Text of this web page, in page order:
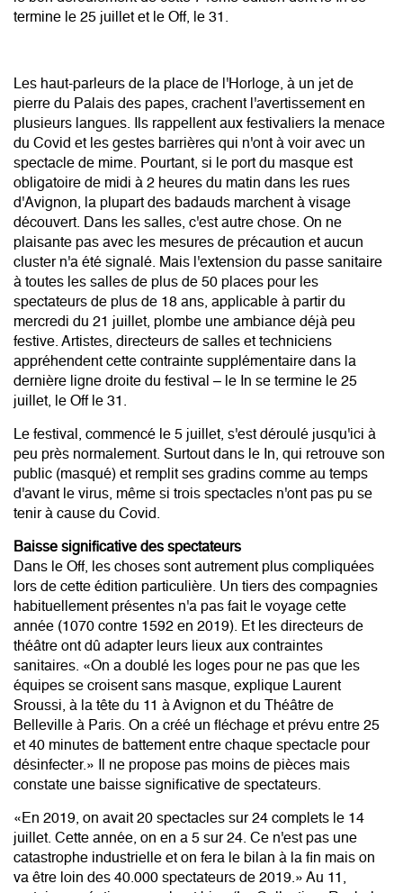
termine le 25 juillet et le Off, le 31.
Les haut-parleurs de la place de l'Horloge, à un jet de
pierre du Palais des papes, crachent l'avertissement en
plusieurs langues. Ils rappellent aux festivaliers la menace
du Covid et les gestes barrières qui n'ont à voir avec un
spectacle de mime. Pourtant, si le port du masque est
obligatoire de midi à 2 heures du matin dans les rues
d'Avignon, la plupart des badauds marchent à visage
découvert. Dans les salles, c'est autre chose. On ne
plaisante pas avec les mesures de précaution et aucun
cluster n'a été signalé. Mais l'extension du passe sanitaire
à toutes les salles de plus de 50 places pour les
spectateurs de plus de 18 ans, applicable à partir du
mercredi du 21 juillet, plombe une ambiance déjà peu
festive. Artistes, directeurs de salles et techniciens
appréhendent cette contrainte supplémentaire dans la
dernière ligne droite du festival – le In se termine le 25
juillet, le Off le 31.
Le festival, commencé le 5 juillet, s'est déroulé jusqu'ici à
peu près normalement. Surtout dans le In, qui retrouve son
public (masqué) et remplit ses gradins comme au temps
d'avant le virus, même si trois spectacles n'ont pas pu se
tenir à cause du Covid.
Baisse significative des spectateurs
Dans le Off, les choses sont autrement plus compliquées
lors de cette édition particulière. Un tiers des compagnies
habituellement présentes n'a pas fait le voyage cette
année (1070 contre 1592 en 2019). Et les directeurs de
théâtre ont dû adapter leurs lieux aux contraintes
sanitaires. «On a doublé les loges pour ne pas que les
équipes se croisent sans masque, explique Laurent
Sroussi, à la tête du 11 à Avignon et du Théâtre de
Belleville à Paris. On a créé un fléchage et prévu entre 25
et 40 minutes de battement entre chaque spectacle pour
désinfecter.» Il ne propose pas moins de pièces mais
constate une baisse significative de spectateurs.
«En 2019, on avait 20 spectacles sur 24 complets le 14
juillet. Cette année, on en a 5 sur 24. Ce n'est pas une
catastrophe industrielle et on fera le bilan à la fin mais on
va être loin des 40.000 spectateurs de 2019.» Au 11,